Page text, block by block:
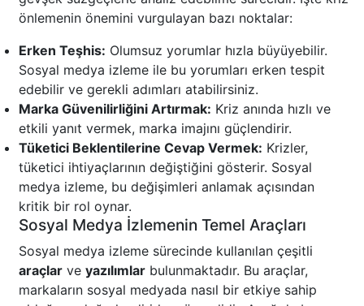
önlemenin önemini vurgulayan bazı noktalar:
Erken Teşhis: Olumsuz yorumlar hızla büyüyebilir.
Sosyal medya izleme ile bu yorumları erken tespit
edebilir ve gerekli adımları atabilirsiniz.
Marka Güvenilirliğini Artırmak: Kriz anında hızlı ve
etkili yanıt vermek, marka imajını güçlendirir.
Tüketici Beklentilerine Cevap Vermek: Krizler,
tüketici ihtiyaçlarının değiştiğini gösterir. Sosyal
medya izleme, bu değişimleri anlamak açısından
kritik bir rol oynar.
Sosyal Medya İzlemenin Temel Araçları
Sosyal medya izleme sürecinde kullanılan çeşitli
araçlar ve yazılımlar bulunmaktadır. Bu araçlar,
markaların sosyal medyada nasıl bir etkiye sahip